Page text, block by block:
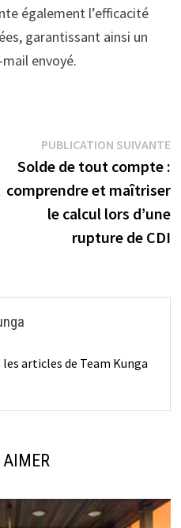
également l’efficacité
garantissant ainsi un
envoyé.
:
PUBLICATION SUIVANTE
Solde de tout compte :
comprendre et maîtriser
le calcul lors d’une
rupture de CDI
articles de Team Kunga
AIMER